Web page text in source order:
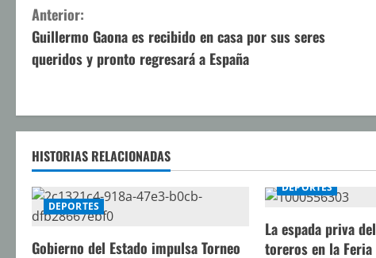
S
i
u
e
l
e
Anterior:
Guillermo Gaona es recibido en casa por sus seres
queridos y pronto regresará a España
HISTORIAS RELACIONADAS
DEPORTES
Gobierno del Estado impulsa Torneo
DEPORTES
La espada priva
toreros en la Feria